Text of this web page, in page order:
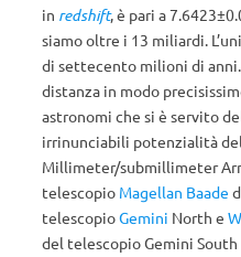
in redshift, è pari a
siamo oltre i 13 miliardi.
di settecento milioni di
distanza in modo
astronomi che si è servito
irrinunciabili potenzialità
Millimeter/submillimeter
telescopio Magellan Baade
telescopioGemini North e
del telescopio Gemini